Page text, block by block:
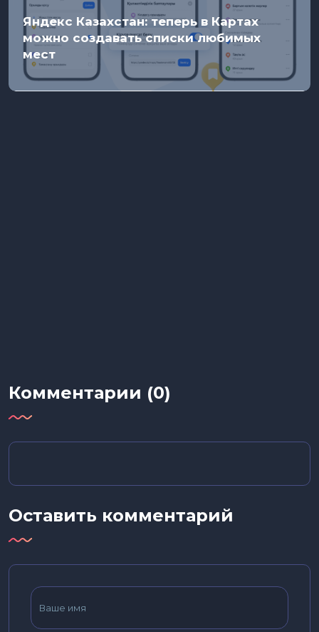
Яндекс Казахстан: теперь в Картах
можно создавать списки любимых
мест
Комментарии (0)
Оставить комментарий